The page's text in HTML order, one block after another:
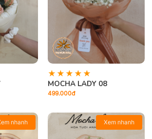
MOCHA LADY 08
499.000đ
nhanh Xem nhanh